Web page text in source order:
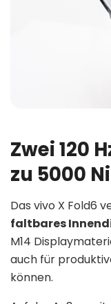
Zwei 120
zu 5000
Das vivo X Fold6
faltbares
M14
auch für
können.